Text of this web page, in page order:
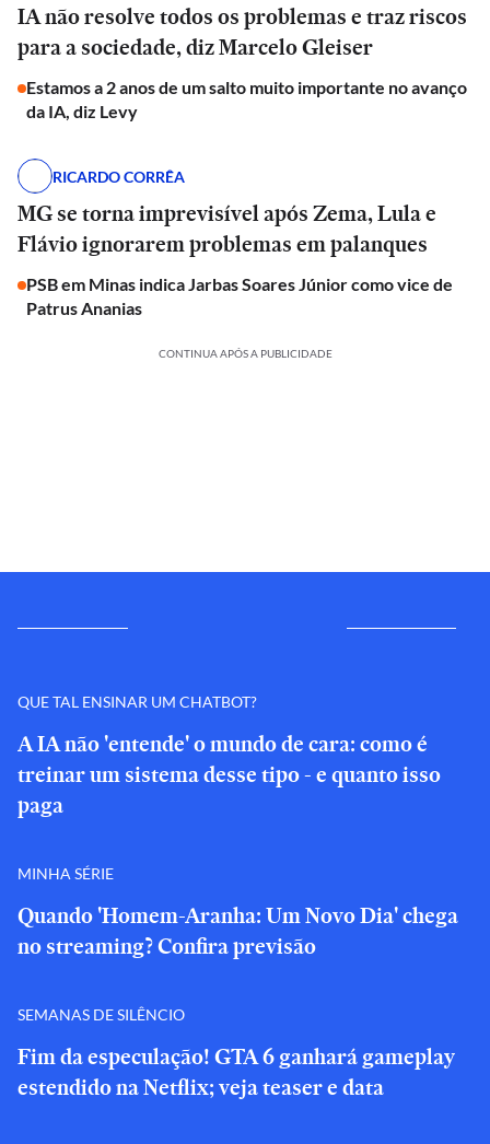
IA não resolve todos os problemas e traz riscos
para a sociedade, diz Marcelo Gleiser
Estamos a 2 anos de um salto muito importante no avanço
da IA, diz Levy
RICARDO CORRÊA
MG se torna imprevisível após Zema, Lula e
Flávio ignorarem problemas em palanques
PSB em Minas indica Jarbas Soares Júnior como vice de
Patrus Ananias
CONTINUA APÓS A PUBLICIDADE
QUE TAL ENSINAR UM CHATBOT?
A IA não 'entende' o mundo de cara: como é
treinar um sistema desse tipo - e quanto isso
paga
MINHA SÉRIE
Quando 'Homem-Aranha: Um Novo Dia' chega
no streaming? Confira previsão
SEMANAS DE SILÊNCIO
Fim da especulação! GTA 6 ganhará gameplay
estendido na Netflix; veja teaser e data